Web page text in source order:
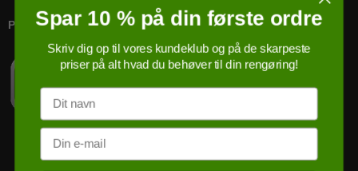
PRICERUNNER KØBSGARANTI
Spar 10 % på din første ordre
Skriv dig op til vores kundeklub og på de skarpeste
priser på alt hvad du behøver til din rengøring!
Navn
Email